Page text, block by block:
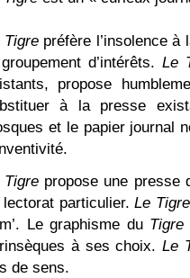
Tigrepréfère l’insolence à
d’intérêts. Le
propose
à la presse
et le papier journal
Tigre propose une presse
lectorat particulier.Le Tigre
Le graphisme du Tigre
à ses choix. Le
de sens.